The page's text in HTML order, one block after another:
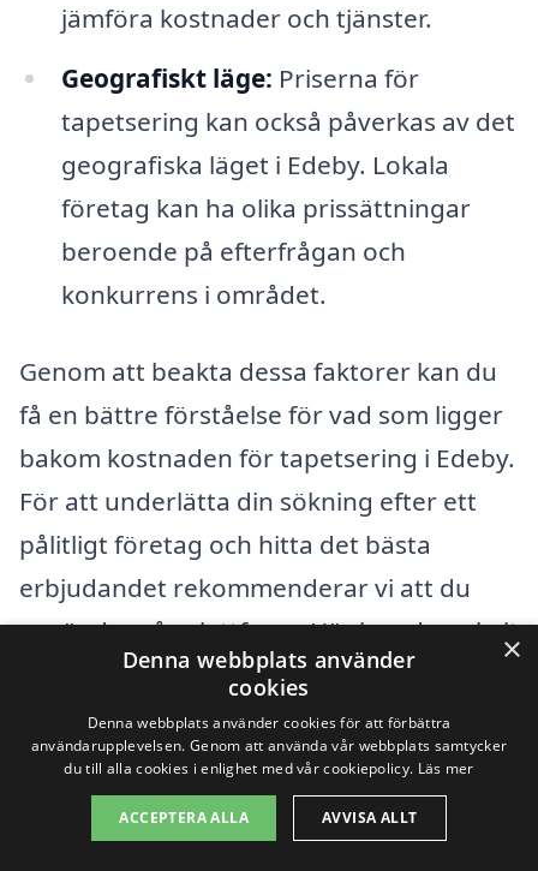
jämföra kostnader och tjänster.
Geografiskt läge: Priserna för
tapetsering kan också påverkas av det
geografiska läget i Edeby. Lokala
företag kan ha olika prissättningar
beroende på efterfrågan och
konkurrens i området.
Genom att beakta dessa faktorer kan du
få en bättre förståelse för vad som ligger
bakom kostnaden för tapetsering i Edeby.
För att underlätta din sökning efter ett
pålitligt företag och hitta det bästa
erbjudandet rekommenderar vi att du
använder vår plattform. Här kan du enkelt
jämföra flera olika offerter och hitta en
hantverkare som passar just dina behov
och budget. Att få professionell hjälp med
tapetseringen kan inte bara spara tid
utan också säkerställa ett estetiskt
×
Denna webbplats använder
cookies
Denna webbplats använder cookies för att förbättra
användarupplevelsen. Genom att använda vår webbplats samtycker
du till alla cookies i enlighet med vår cookiepolicy. Läs mer
ACCEPTERA ALLA AVVISA ALLT